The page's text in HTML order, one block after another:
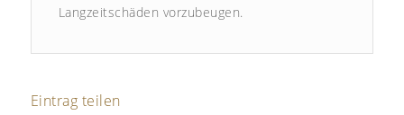
Langzeitschäden vorzubeugen.
Eintrag teilen